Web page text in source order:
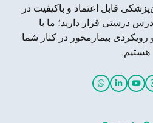
قابل اعتماد و باکیفیت در
درستی قرار دارید؛ ما با
بیمارمحور در کنار شما
هستیم.